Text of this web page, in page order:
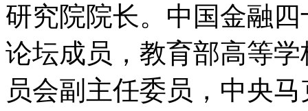
研究院院长。中国金融
论坛成员，教育部高等
员会副主任委员，中央